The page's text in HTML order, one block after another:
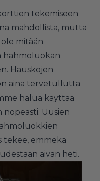
tekemiseen
mahdollista, mutta
ole mitään
hahmoluokan
Hauskojen
aina tervetullutta
halua käyttää
Uusien
tekee, emmekä
aivan heti.